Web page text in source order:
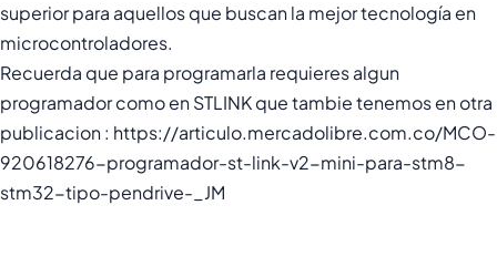
superior para aquellos que buscan la mejor tecnología en
microcontroladores.
Recuerda que para programarla requieres algun
programador como en STLINK que tambie tenemos en otra
publicacion : https://articulo.mercadolibre.com.co/MCO-
920618276-programador-st-link-v2-mini-para-stm8-
stm32-tipo-pendrive-_JM